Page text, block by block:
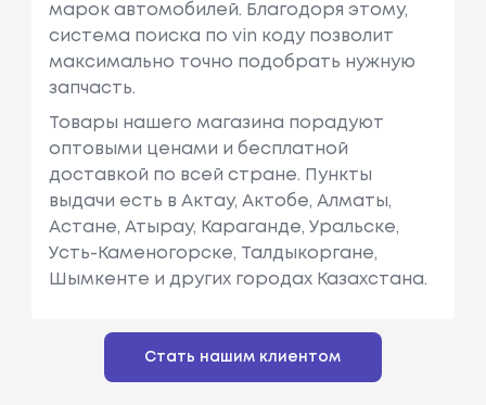
марок автомобилей. Благодоря этому,
система поиска по vin коду позволит
максимально точно подобрать нужную
запчасть.
Товары нашего магазина порадуют
оптовыми ценами и бесплатной
доставкой по всей стране. Пункты
выдачи есть в Актау, Актобе, Алматы,
Астане, Атырау, Караганде, Уральске,
Усть-Каменогорске, Талдыкоргане,
Шымкенте и других городах Казахстана.
Стать нашим клиентом